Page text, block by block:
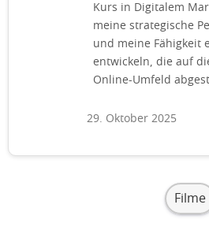
Kurs in Digitalem
meine strategische
und meine Fähigkeit
entwickeln, die auf
Online-Umfeld
29. Oktober 2025
Filme